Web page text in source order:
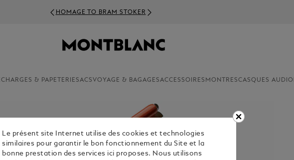
HOMAGE TO BRAM STOKER
& PAPETERIESACSVOYAGE & BAGAGESACCESSOIRES MONTRESCASQUES AUDIO
Le présent site Internet utilise des cookies et technologies
similaires pour garantir le bon fonctionnement du Site et la
bonne prestation des services ici proposes. Nous utilisons